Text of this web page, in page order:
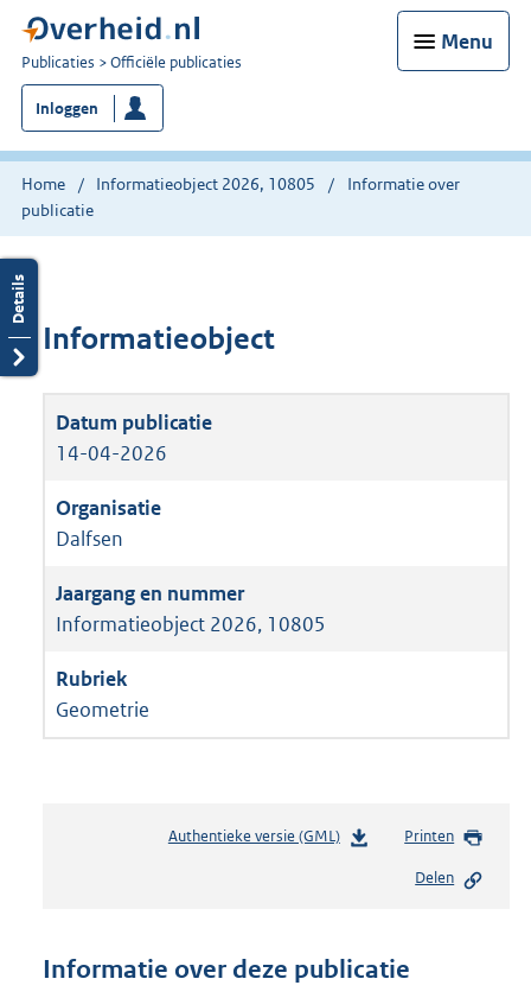
Menu
U
bent
nu
hier:
Publicaties Officiële publicaties
Inloggen
Home Informatieobject 2026, 10805
Informatie over
publicatie
Informatieobject
14-04-2026
Dalfsen
Informatieobject 2026, 10805
Geometrie
Authentieke versie (GML)b
n
Printen
Delen
Informatie over deze publicatie